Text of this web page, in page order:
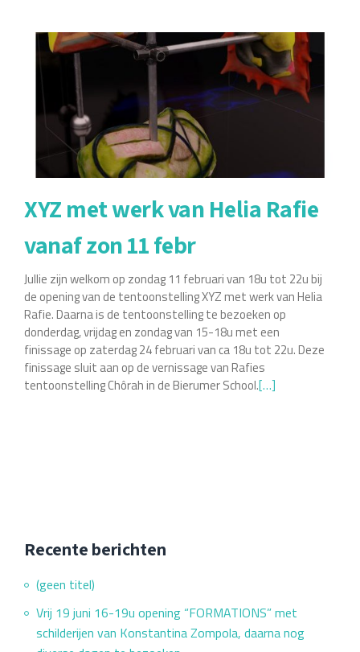
va
20u
(deur
open
19u30)
brengt
SARRAM
drone,
doom
minimal
post-
rock
bijeen
in
Y2
XYZ met werk van Helia Rafie
vanaf zon 11 febr
Jullie zijn welkom op zondag 11 februari van 18u tot 22u bij
de opening van de tentoonstelling XYZ met werk van Helia
Rafie. Daarna is de tentoonstelling te bezoeken op
donderdag, vrijdag en zondag van 15-18u met een
finissage op zaterdag 24 februari van ca 18u tot 22u. Deze
finissage sluit aan op de vernissage van Rafies
tentoonstelling Chôrah in de Bierumer School.Lees
febr
[…]
Recente berichten
(geen titel)
Vrij 19 juni 16-19u opening “FORMATIONS” met
schilderijen van Konstantina Zompola, daarna nog